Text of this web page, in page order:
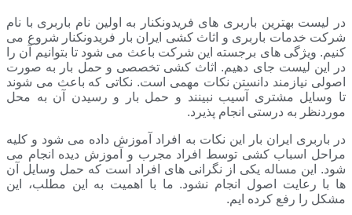
در لیست بهترین باربری های فریدونکنار به اولین نام باربری با نام
شرکت خدمات باربری و اثاث کشی ایران بار فریدونکنار شروع می
کنیم. ویژگی های برجسته این شرکت باعث می شود تا بتوانیم آن را
در این لیست جای دهیم. اثاث کشی تخصصی و حمل بار به صورت
اصولی نیازمند دانستن نکات مهمی است. نکاتی که باعث می شوند
تا وسایل مشتری آسیب نبینند و حمل بار و رسیدن آن به محل
موردنظر به درستی انجام پذیرد.
در باربری ایران بار این نکات به افراد آموزش داده می شود و کلیه
مراحل اسباب کشی توسط افراد مجرب و آموزش دیده انجام می
شود. این مساله یکی از نگرانی های افراد است که حمل وسایل آن
ها با رعایت اصول انجام نشود. ما با اهمیت به این مطلب، این
مشکل را رفع کرده ایم.